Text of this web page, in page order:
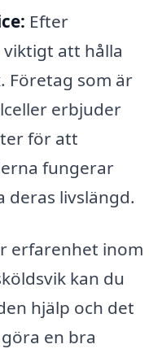
Efter
att hålla
Företag som är
erbjuder
för att
fungerar
deras livslängd.
erfarenhet inom
kan du
hjälp och det
en bra